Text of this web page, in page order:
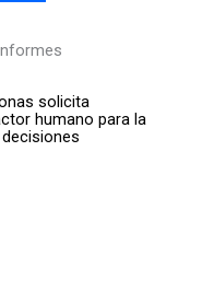
solicita
humano para la